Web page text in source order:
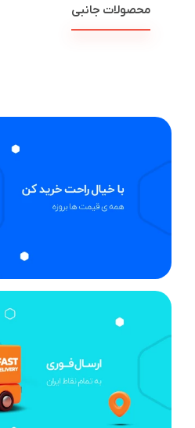
محصولات جانبی